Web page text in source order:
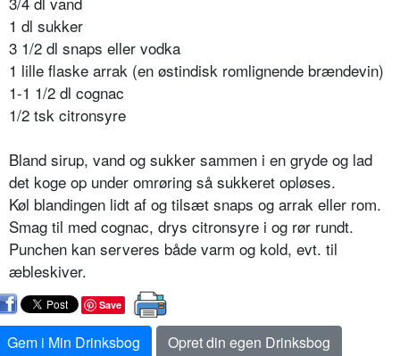
1 dl sukker
3 1/2 dl snaps eller vodka
1 lille flaske arrak (en østindisk romlignende brændevin)
1-1 1/2 dl cognac
1/2 tsk citronsyre
Bland sirup, vand og sukker sammen i en gryde og lad
det koge op under omrøring så sukkeret opløses.
Køl blandingen lidt af og tilsæt snaps og arrak eller rom.
Smag til med cognac, drys citronsyre i og rør rundt.
Punchen kan serveres både varm og kold, evt. til
æbleskiver.
Save
Gem i Min Drinksbog
Opret din egen Drinksbog